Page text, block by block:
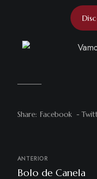
Share: Facebook
ANTERIOR
Bolo de Canela